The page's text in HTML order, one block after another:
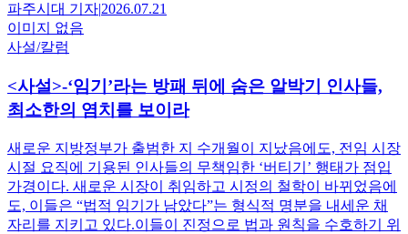
파주시대 기자|2026.07.21
이미지 없음
사설/칼럼
<사설>-‘임기’라는 방패 뒤에 숨은 알박기 인사들,
최소한의 염치를 보이라
새로운 지방정부가 출범한 지 수개월이 지났음에도, 전임 시장
시절 요직에 기용된 인사들의 무책임한 ‘버티기’ 행태가 점입
가경이다. 새로운 시장이 취임하고 시정의 철학이 바뀌었음에
도, 이들은 “법적 임기가 남았다”는 형식적 명분을 내세운 채
자리를 지키고 있다.이들이 진정으로 법과 원칙을 수호하기 위